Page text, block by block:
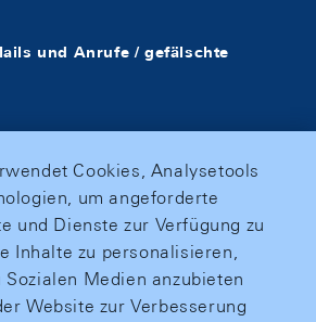
und Anrufe / gefälschte
Cookies, Analysetools
um angeforderte
und Dienste zur Verfügung zu
Inhalte zu personalisieren,
Sozialen Medien anzubieten
Website zur Verbesserung